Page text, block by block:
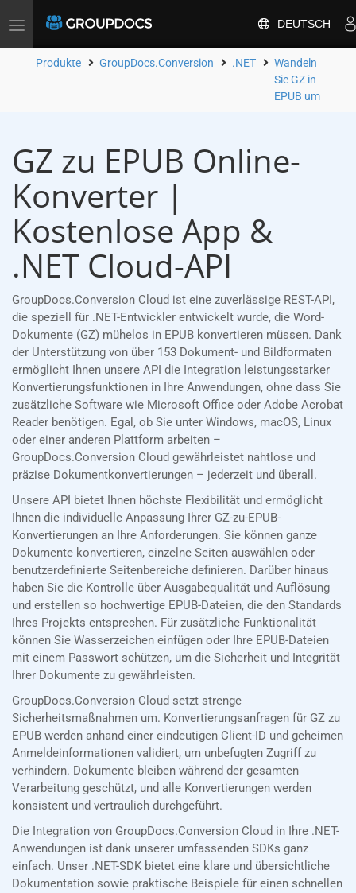
Toggle
DEUTSCH
Produkte GroupDocs.Conversion .NET
Wandeln
Sie GZ in
EPUB um
GZ zu EPUB Online-
Konverter |
Kostenlose App &
.NET Cloud-API
GroupDocs.Conversion Cloud ist eine zuverlässige REST-API,
die speziell für .NET-Entwickler entwickelt wurde, die Word-
Dokumente (GZ) mühelos in EPUB konvertieren müssen. Dank
der Unterstützung von über 153 Dokument- und Bildformaten
ermöglicht Ihnen unsere API die Integration leistungsstarker
Konvertierungsfunktionen in Ihre Anwendungen, ohne dass Sie
zusätzliche Software wie Microsoft Office oder Adobe Acrobat
Reader benötigen. Egal, ob Sie unter Windows, macOS, Linux
oder einer anderen Plattform arbeiten –
GroupDocs.Conversion Cloud gewährleistet nahtlose und
präzise Dokumentkonvertierungen – jederzeit und überall.
Unsere API bietet Ihnen höchste Flexibilität und ermöglicht
Ihnen die individuelle Anpassung Ihrer GZ-zu-EPUB-
Konvertierungen an Ihre Anforderungen. Sie können ganze
Dokumente konvertieren, einzelne Seiten auswählen oder
benutzerdefinierte Seitenbereiche definieren. Darüber hinaus
haben Sie die Kontrolle über Ausgabequalität und Auflösung
und erstellen so hochwertige EPUB-Dateien, die den Standards
Ihres Projekts entsprechen. Für zusätzliche Funktionalität
können Sie Wasserzeichen einfügen oder Ihre EPUB-Dateien
mit einem Passwort schützen, um die Sicherheit und Integrität
Ihrer Dokumente zu gewährleisten.
GroupDocs.Conversion Cloud setzt strenge
Sicherheitsmaßnahmen um. Konvertierungsanfragen für GZ zu
EPUB werden anhand einer eindeutigen Client-ID und geheimen
Anmeldeinformationen validiert, um unbefugten Zugriff zu
verhindern. Dokumente bleiben während der gesamten
Verarbeitung geschützt, und alle Konvertierungen werden
konsistent und vertraulich durchgeführt.
Die Integration von GroupDocs.Conversion Cloud in Ihre .NET-
Anwendungen ist dank unserer umfassenden SDKs ganz
einfach. Unser .NET-SDK bietet eine klare und übersichtliche
Dokumentation sowie praktische Beispiele für einen schnellen